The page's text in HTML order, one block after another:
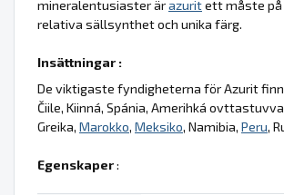
mineralentusiaster ärazuritett måste på
relativa sällsynthet och unika färg.
Insättningar :
De viktigaste fyndigheterna för Azurit
Čiile, Kiinná, Spánia, Amerihká
Greika, Marokko, Meksiko, Namibia, Peru,
Egenskaper: